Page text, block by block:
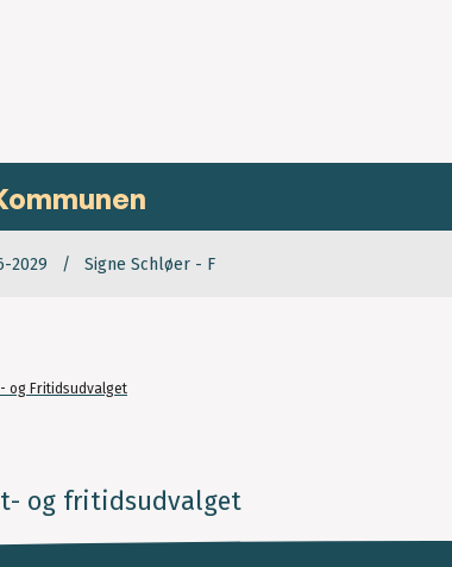
2029 Signe Schløer - F
og Fritidsudvalget
og fritidsudvalget